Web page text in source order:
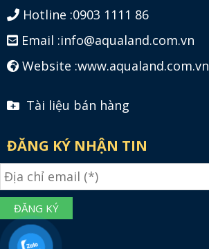
Hotline :0903 1111 86
Email :info@aqualand.com.vn
Website :www.aqualand.com.vn
Tài liệu bán hàng
ĐĂNG KÝ NHẬN TIN